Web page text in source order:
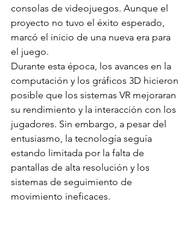
consolas de videojuegos. Aunque el
proyecto no tuvo el éxito esperado,
marcó el inicio de una nueva era para
el juego.
Durante esta época, los avances en la
computación y los gráficos 3D hicieron
posible que los sistemas VR mejoraran
su rendimiento y la interacción con los
jugadores. Sin embargo, a pesar del
entusiasmo, la tecnología seguía
estando limitada por la falta de
pantallas de alta resolución y los
sistemas de seguimiento de
movimiento ineficaces.